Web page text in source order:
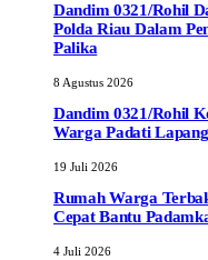
Dandim 0321/Rohil
Polda Riau Dalam
Palika
8 Agustus 2026
Dandim 0321/Rohil
Warga Padati
19 Juli 2026
Rumah Warga
Cepat Bantu
4 Juli 2026